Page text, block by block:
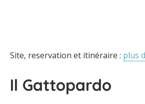
Site, reservation et itinéraire : plus
Il Gattopardo